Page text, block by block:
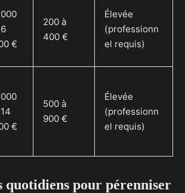
€
200 à
400 €
Élevée
(professionn
el requis)
€
500 à
900 €
Élevée
(professionn
el requis)
quotidiens pour pérenniser